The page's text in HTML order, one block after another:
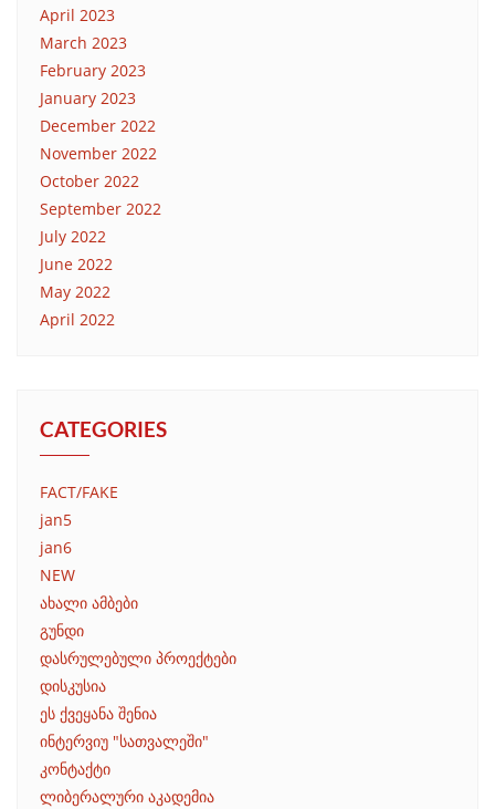
April 2023
March 2023
February 2023
January 2023
December 2022
November 2022
October 2022
September 2022
July 2022
June 2022
May 2022
April 2022
CATEGORIES
FACT/FAKE
jan5
jan6
NEW
ახალი ამბები
გუნდი
დასრულებული პროექტები
დისკუსია
ეს ქვეყანა შენია
ინტერვიუ "სათვალეში"
კონტაქტი
ლიბერალური აკადემია